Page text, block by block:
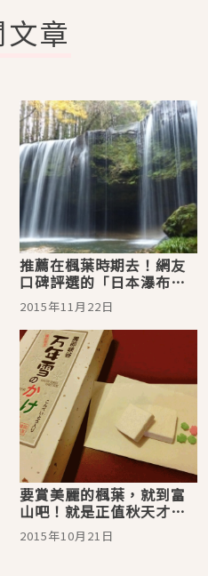
章
推薦在楓葉時期去！網友
口碑評選的「日本瀑布」
排行榜
2015年11月22日
要賞美麗的楓葉，就到富
山吧！就是正值秋天才該
去（後編）
2015年10月21日